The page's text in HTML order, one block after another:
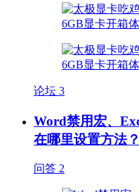
论坛 3
Word禁用宏、
在哪里设置方法？
问答 2